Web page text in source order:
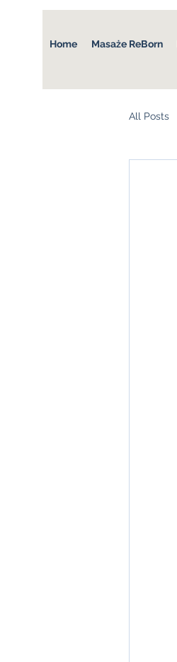
Home Masaże ReBorn
All Posts